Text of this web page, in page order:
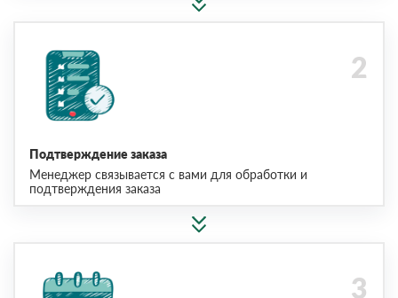
Подтверждение заказа
Менеджер связывается с вами для обработки и
подтверждения заказа